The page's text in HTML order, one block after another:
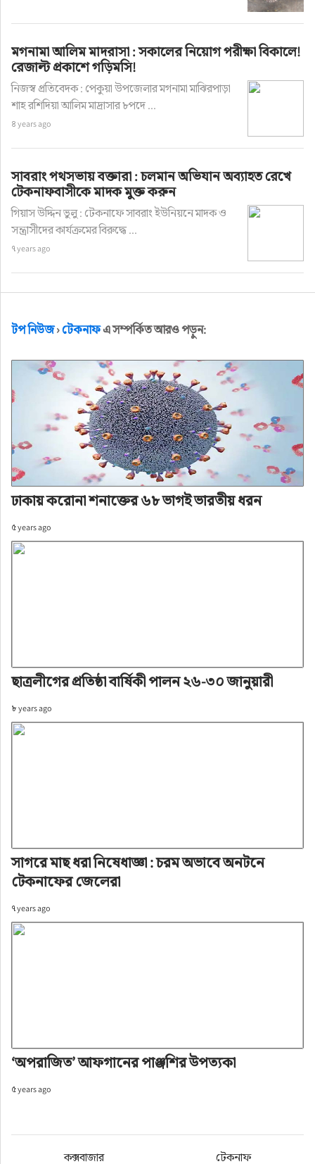
মগনামা আলিম মাদরাসা : সকালের নিয়োগ পরীক্ষা বিকালে!
রেজাল্ট প্রকাশে গড়িমসি!
নিজস্ব প্রতিবেদক : পেকুয়া উপজেলার মগনামা মাঝিরপাড়া
শাহ রশিদিয়া আলিম মাদ্রাসার ৮পদে ...
৪ years ago
সাবরাং পথসভায় বক্তারা : চলমান অভিযান অব্যাহত রেখে
টেকনাফবাসীকে মাদক মুক্ত করুন
গিয়াস উদ্দিন ভুলু : টেকনাফে সাবরাং ইউনিয়নে মাদক ও
সন্ত্রাসীদের কার্যক্রমের বিরুদ্ধে ...
৭ years ago
টপ নিউজ›টেকনাফএ সম্পর্কিত আরও পড়ুন:
ঢাকায় করোনা শনাক্তের ৬৮ ভাগই ভারতীয় ধরন
৫ years ago
ছাত্রলীগের প্রতিষ্ঠা বার্ষিকী পালন ২৬-৩০ জানুয়ারী
৮ years ago
সাগরে মাছ ধরা নিষেধাজ্ঞা : চরম অভাবে অনটনে
টেকনাফের জেলেরা
৭ years ago
‘অপরাজিত’ আফগানের পাঞ্জশির উপত্যকা
৫ years ago
কক্সবাজার টেকনাফ